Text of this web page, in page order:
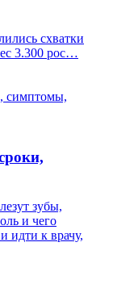
схватки
3.300 рос…
зубы,
и чего
идти к врачу,